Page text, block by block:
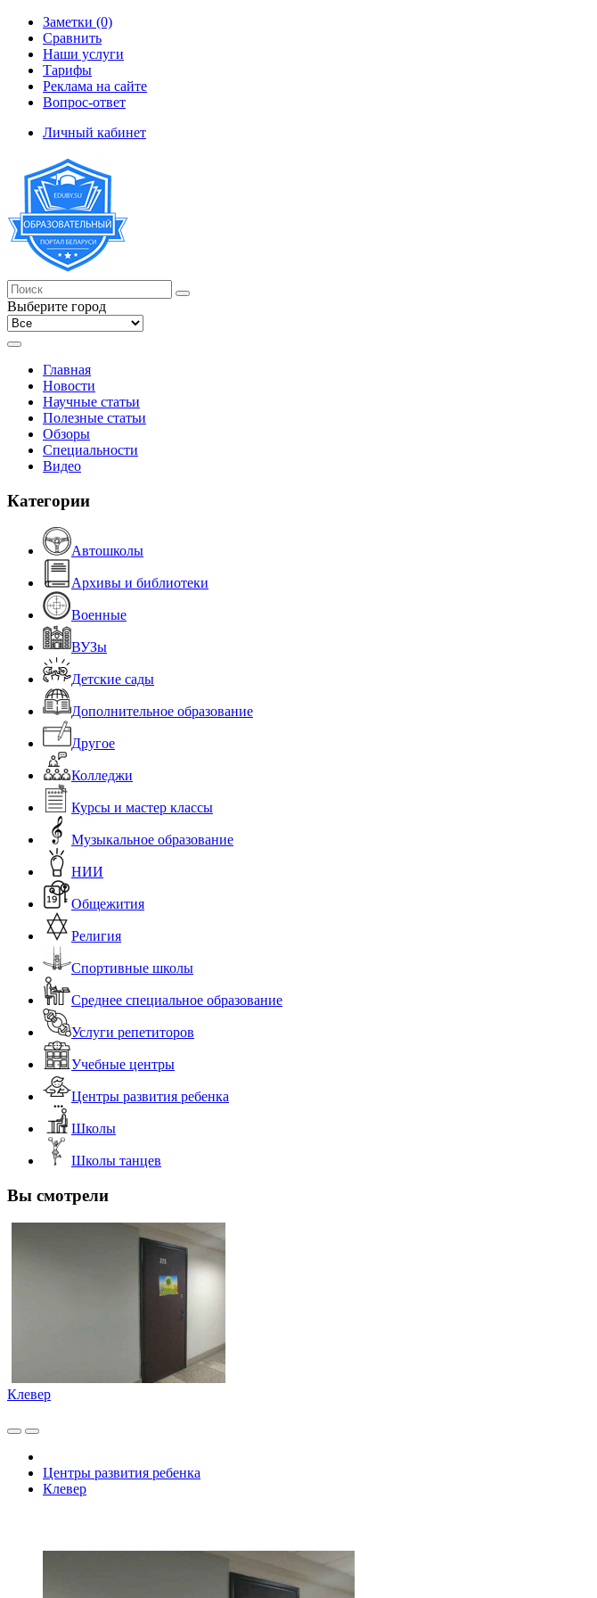
Заметки (0)
Сравнить
Наши услуги
Тарифы
Реклама на сайте
Вопрос-ответ
Личный кабинет
Выберите город
Главная
Новости
Научные статьи
Полезные статьи
Обзоры
Специальности
Видео
Категории
Автошколы
Архивы и библиотеки
Военные
ВУЗы
Детские сады
Дополнительное образование
Другое
Колледжи
Курсы и мастер классы
Музыкальное образование
НИИ
Общежития
Религия
Спортивные школы
Среднее специальное образование
Услуги репетиторов
Учебные центры
Центры развития ребенка
Школы
Школы танцев
Вы смотрели
Клевер
Центры развития ребенка
Клевер